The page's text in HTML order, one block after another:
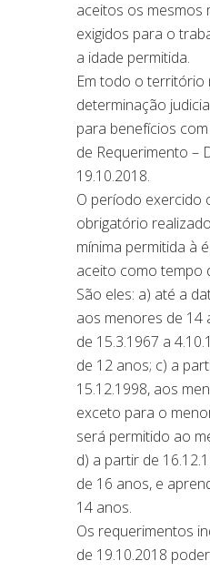
aceitos os mesmos
exigidos para o
a idade permitida.
Em todo o território
determinação
para benefícios
de Requerimento –
19.10.2018.
O período exercido
obrigatório
mínima permitida à
aceito como tempo
São eles: a) até a
aos menores de 14
de 15.3.1967 a
de 12 anos; c) a
15.12.1998, aos
exceto para o
será permitido ao
d) a partir de
de 16 anos, e
14 anos.
Os requerimentos
de 19.10.2018